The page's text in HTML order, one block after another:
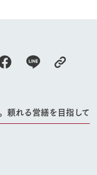
頼れる営繕を目指して